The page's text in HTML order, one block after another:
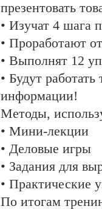
презентовать
• Изучат 4 шага
• Проработают
• Выполнят 12
• Будут
информации!
Методы,
• Мини-лекции
• Деловые игры
• Задания для
• Практические
По итогам